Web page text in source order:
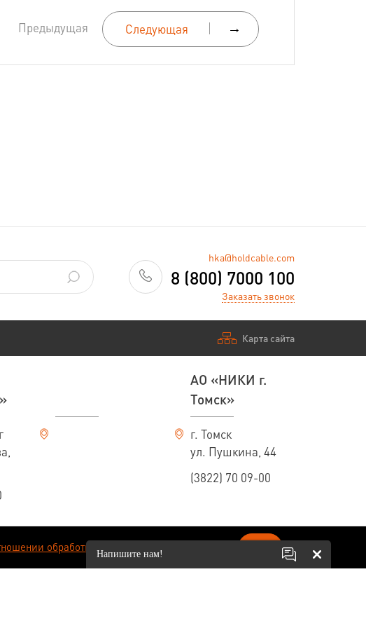
Следующая →
Предыдущая
hka@holdcable.com
8 (800) 7000 100
Заказать звонок
Карта сайта
АО «НИКИ г.
Томск»
г. Томск
ул. Пушкина, 44
(3822) 70 09-00
В связи с постоянно идущим на предприятии процессом совершенствования
без предварительного уведомления. По всем интересующим вас вопросам обращайтесь к
обработки персональных данных
Напишите нам!